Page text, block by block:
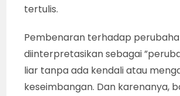
tertulis.
Pembenaran terhadap
diinterpretasikan sebagai
liar tanpa ada kendali atau
keseimbangan. Dan karenanya,